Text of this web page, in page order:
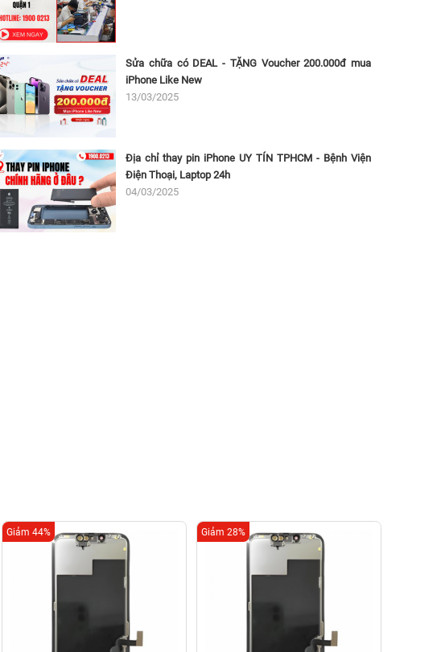
Sửa chữa có DEAL - TẶNG Voucher 200.000đ mua
iPhone Like New
13/03/2025
Địa chỉ thay pin iPhone UY TÍN TPHCM - Bệnh Viện
Điện Thoại, Laptop 24h
04/03/2025
Giảm 44% Giảm 28%